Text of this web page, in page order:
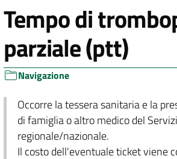
Tempo di
parziale (ptt)
Navigazione
Occorre la tessera sanitaria e la
di famiglia o altro medico del
regionale/nazionale.
Il costo dell'eventuale ticket viene